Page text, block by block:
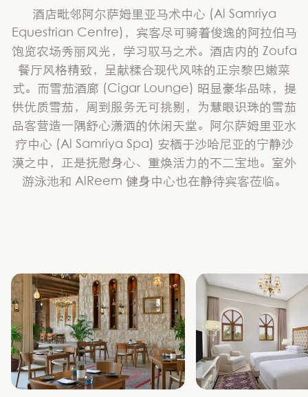
酒店毗邻阿尔萨姆里亚马术中心 (Al Samriya
Equestrian Centre)，宾客尽可骑着俊逸的阿拉伯马
饱览农场秀丽风光，学习驭马之术。酒店内的 Zoufa
餐厅风格精致，呈献糅合现代风味的正宗黎巴嫩菜
式。而雪茄酒廊 (Cigar Lounge) 昭显豪华品味，提
供优质雪茄，周到服务无可挑剔，为慧眼识珠的雪茄
品客营造一隅舒心潇洒的休闲天堂。阿尔萨姆里亚水
疗中心 (Al Samriya Spa) 安栖于沙哈尼亚的宁静沙
漠之中，正是抚慰身心、重焕活力的不二宝地。室外
游泳池和 AlReem 健身中心也在静待宾客莅临。